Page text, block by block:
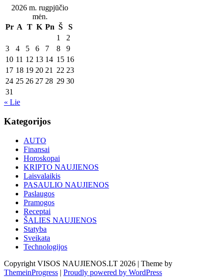
2026 m. rugpjūčio
mėn.
Pr A T K Pn Š
S
1
2
3
4 5 6 7 8
9
10 11 12 13 14 15 16
17 18 19 20 21 22 23
24 25 26 27 28 29 30
31
« Lie
Kategorijos
AUTO
Finansai
Horoskopai
KRIPTO NAUJIENOS
Laisvalaikis
PASAULIO NAUJIENOS
Paslaugos
Pramogos
Receptai
ŠALIES NAUJIENOS
Statyba
Sveikata
Technologijos
Copyright VISOS NAUJIENOS.LT 2026 | Theme by
ThemeinProgress | Proudly powered by WordPress